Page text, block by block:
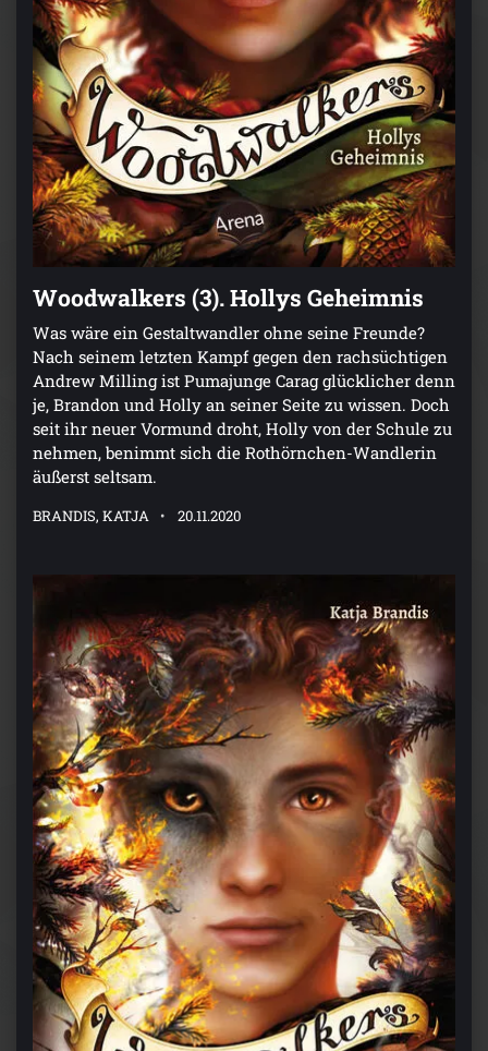
Woodwalkers (3). Hollys Geheimnis
Was wäre ein Gestaltwandler ohne seine Freunde?
Nach seinem letzten Kampf gegen den rachsüchtigen
Andrew Milling ist Pumajunge Carag glücklicher denn
je, Brandon und Holly an seiner Seite zu wissen. Doch
seit ihr neuer Vormund droht, Holly von der Schule zu
nehmen, benimmt sich die Rothörnchen-Wandlerin
äußerst seltsam.
BRANDIS, KATJA 20.11.2020